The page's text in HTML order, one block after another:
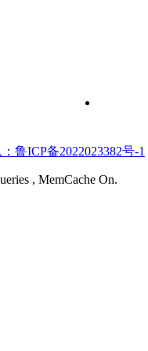
鲁ICP备2022023382号-1
, MemCache On.